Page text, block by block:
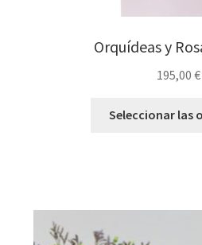
Orquídeas y
195,00 €
Seleccionar las